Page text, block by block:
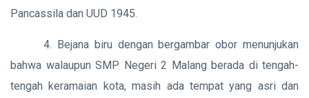
Pancassila dan UUD 1945.
4. Bejana biru dengan bergambar obor menunjukan
bahwa walaupun SMP Negeri 2 Malang berada di tengah-
tengah keramaian kota, masih ada tempat yang asri dan